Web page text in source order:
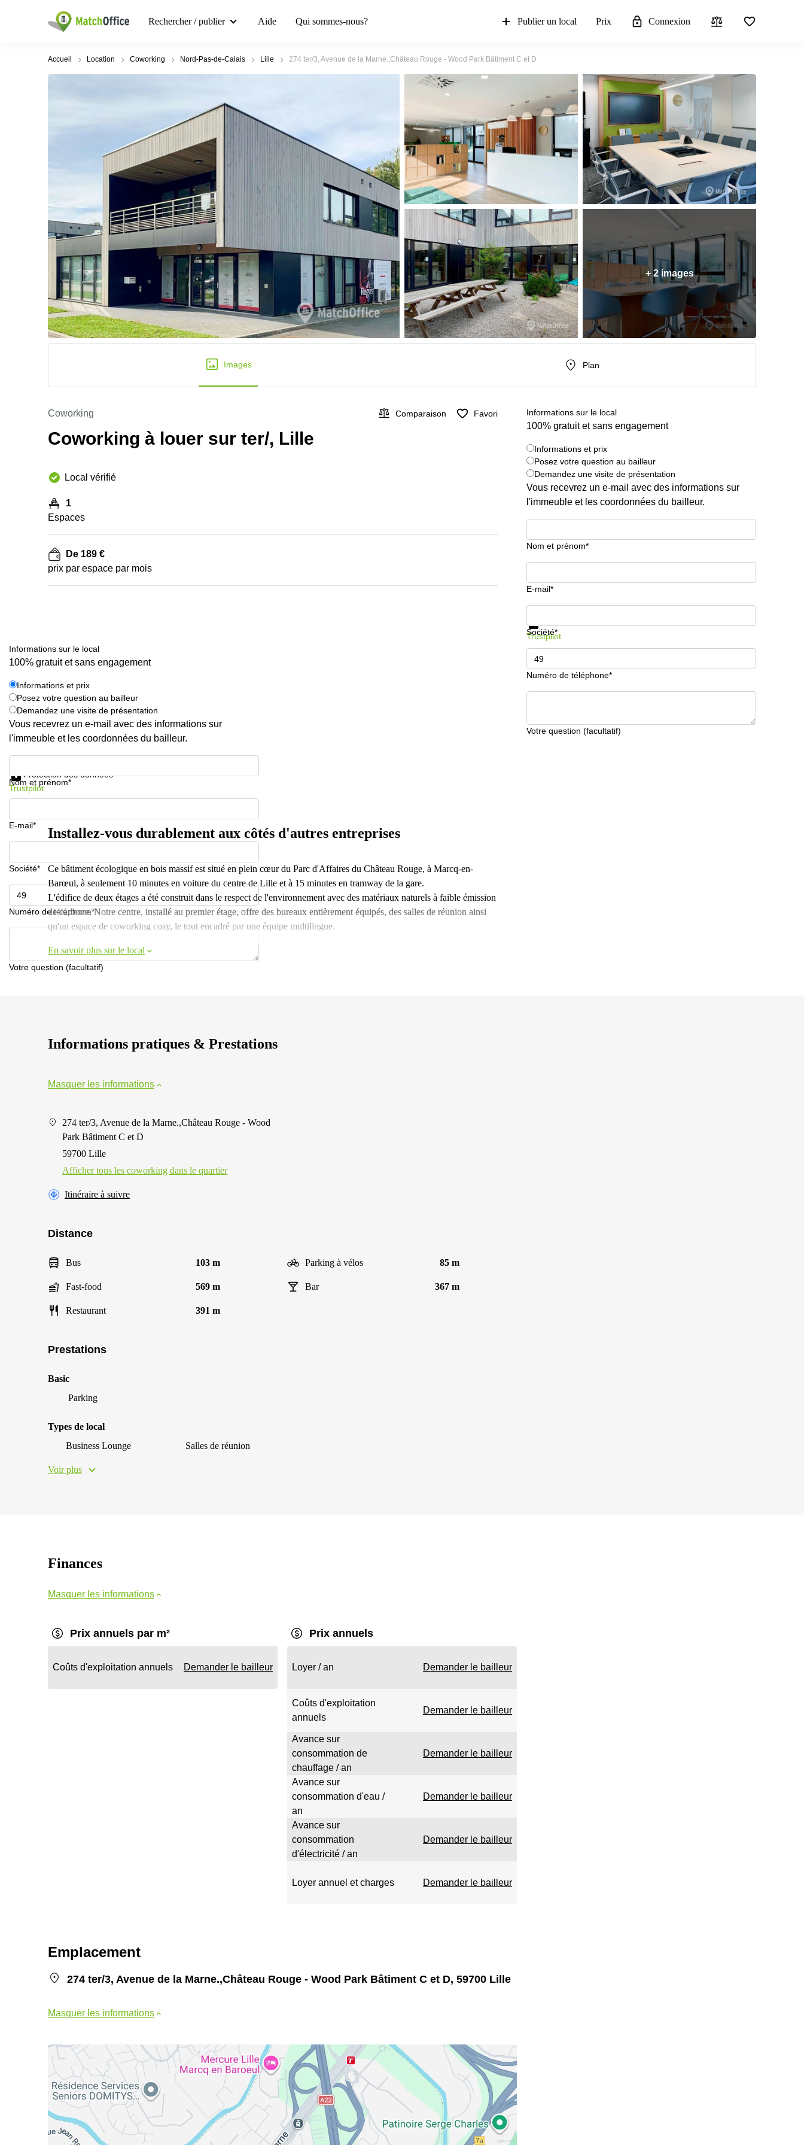
Rechercher / publier Aide Qui sommes-nous? Publier un local Prix Connexion
Accueil Location Coworking Nord-Pas-de-Calais Lille 274 ter/3, Avenue de la Marne.,Château Rouge - Wood Park Bâtiment C et D
+ 2 images
Images Plan
Coworking Comparaison Favori
Coworking à louer sur ter/, Lille
Local vérifié
1
Espaces
De 189 €
prix par espace par mois
Informations sur le local
100% gratuit et sans engagement
Informations et prix
Posez votre question au bailleur
Demandez une visite de présentation
Vous recevrez un e-mail avec des informations sur
l'immeuble et les coordonnées du bailleur.
Nom et prénom*
E-mail*
Société*
Numéro de téléphone*
Votre question (facultatif)
Informations et prix
Trustpilot
Informations sur le local
100% gratuit et sans engagement
Informations et prix
Posez votre question au bailleur
Demandez une visite de présentation
Vous recevrez un e-mail avec des informations sur
l'immeuble et les coordonnées du bailleur.
Nom et prénom*
E-mail*
Société*
Numéro de téléphone*
Votre question (facultatif)
Protection des données
Trustpilot
Installez-vous durablement aux côtés d'autres entreprises
Ce bâtiment écologique en bois massif est situé en plein cœur du Parc d'Affaires du Château Rouge, à Marcq-en-
Barœul, à seulement 10 minutes en voiture du centre de Lille et à 15 minutes en tramway de la gare.
L'édifice de deux étages a été construit dans le respect de l'environnement avec des matériaux naturels à faible émission
de carbone. Notre centre, installé au premier étage, offre des bureaux entièrement équipés, des salles de réunion ainsi
qu'un espace de coworking cosy, le tout encadré par une équipe multilingue.
En savoir plus sur le local
Informations pratiques & Prestations
Masquer les informations
274 ter/3, Avenue de la Marne.,Château Rouge - Wood
Park Bâtiment C et D
59700 Lille
Afficher tous les сoworking dans le quartier
Itinéraire à suivre
Distance
Bus 103 m Parking à vélos 85 m
Fast-food 569 m Bar 367 m
Restaurant 391 m
Prestations
Basic
Parking
Types de local
Business Lounge
Salles de réunion
Voir plus
Finances
Masquer les informations
Prix annuels par m²
Coûts d'exploitation annuels Demander le bailleur
Prix annuels
Loyer / an Demander le bailleur
Coûts d'exploitation
annuels
Demander le bailleur
Avance sur
consommation de
chauffage / an
Demander le bailleur
Avance sur
consommation d'eau /
an
Demander le bailleur
Avance sur
consommation
d'électricité / an
Demander le bailleur
Loyer annuel et charges Demander le bailleur
Emplacement
274 ter/3, Avenue de la Marne.,Château Rouge - Wood Park Bâtiment C et D, 59700 Lille
Masquer les informations